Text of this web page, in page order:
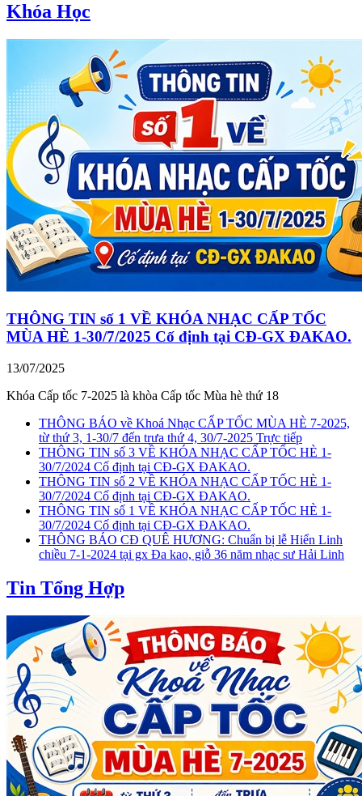
Khóa Học
THÔNG TIN số 1 VỀ KHÓA NHẠC CẤP TỐC
MÙA HÈ 1-30/7/2025 Cố định tại CĐ-GX ĐAKAO.
13/07/2025
Khóa Cấp tốc 7-2025 là khòa Cấp tốc Mùa hè thứ 18
THÔNG BÁO về Khoá Nhạc CẤP TỐC MÙA HÈ 7-2025,
từ thứ 3, 1-30/7 đến trưa thứ 4, 30/7-2025 Trực tiếp
THÔNG TIN số 3 VỀ KHÓA NHẠC CẤP TỐC HÈ 1-
30/7/2024 Cố định tại CĐ-GX ĐAKAO.
THÔNG TIN số 2 VỀ KHÓA NHẠC CẤP TỐC HÈ 1-
30/7/2024 Cố định tại CĐ-GX ĐAKAO.
THÔNG TIN số 1 VỀ KHÓA NHẠC CẤP TỐC HÈ 1-
30/7/2024 Cố định tại CĐ-GX ĐAKAO.
THÔNG BÁO CĐ QUÊ HƯƠNG: Chuẩn bị lễ Hiển Linh
chiều 7-1-2024 tại gx Đa kao, giỗ 36 năm nhạc sư Hải Linh
Tin Tổng Hợp